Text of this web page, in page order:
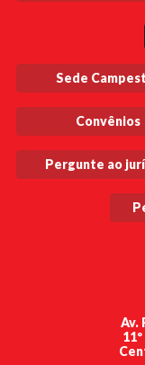
Sede
Convênios
Pergunte ao
Av.